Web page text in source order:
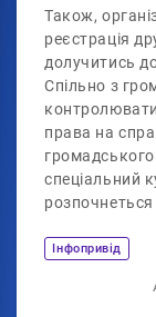
Також,
реєстрація
долучитись
Спільно з
права на
спеціальний
Iнфопривід